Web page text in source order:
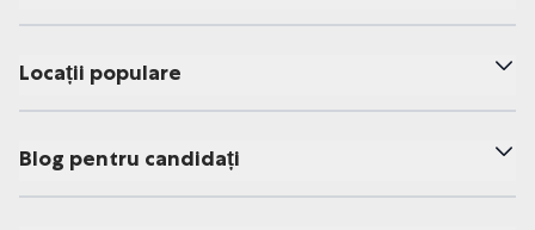
Locații populare
Blog pentru candidați